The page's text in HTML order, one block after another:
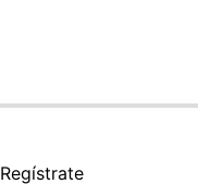
Regístrate